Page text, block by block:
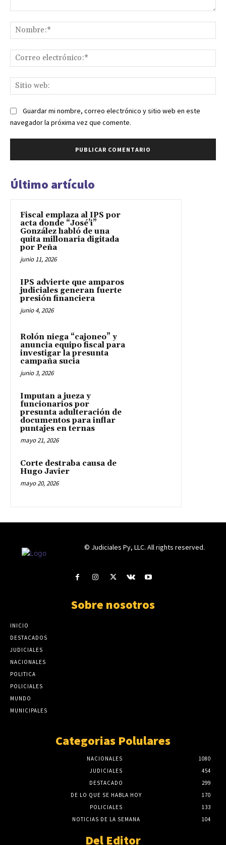
Guardar mi nombre, correo electrónico y sitio web en este
navegador la próxima vez que comente.
Último artículo
Fiscal emplaza al IPS por
acta donde “José’i”
González habló de una
quita millonaria digitada
por Peña
junio 11, 2026
IPS advierte que amparos
judiciales generan fuerte
presión financiera
junio 4, 2026
Rolón niega “cajoneo” y
anuncia equipo fiscal para
investigar la presunta
campaña sucia
junio 3, 2026
Imputan a jueza y
funcionarios por
presunta adulteración de
documentos para inflar
puntajes en ternas
mayo 21, 2026
Corte destraba causa de
Hugo Javier
mayo 20, 2026
© Judiciales Py, LLC. All rights reserved.
Sobre nosotros
INICIO
DESTACADOS
JUDICIALES
NACIONALES
POLITICA
POLICIALES
MUNDO
MUNICIPALES
Categorias Polulares
NACIONALES
1080
JUDICIALES
454
DESTACADO
299
DE LO QUE SE HABLA HOY
170
POLICIALES
133
NOTICIAS DE LA SEMANA
104
Del Editor